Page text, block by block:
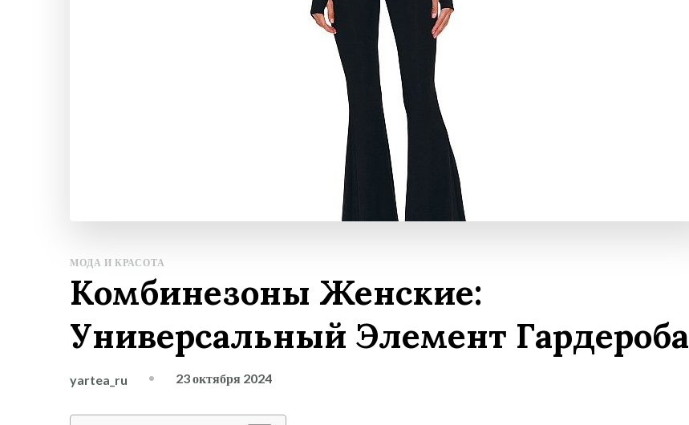
МОДА И КРАСОТА
Комбинезоны Женские:
Универсальный Элемент Гардероба
yartea_ru 23 октября 2024